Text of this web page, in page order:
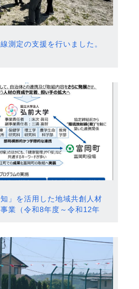
測定の支援を行いました。
」を活用した地域共創人材
業（令和8年度～令和12年